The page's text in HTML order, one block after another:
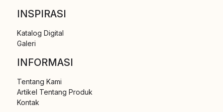
INSPIRASI
Katalog Digital
Galeri
INFORMASI
Tentang Kami
Artikel Tentang Produk
Kontak